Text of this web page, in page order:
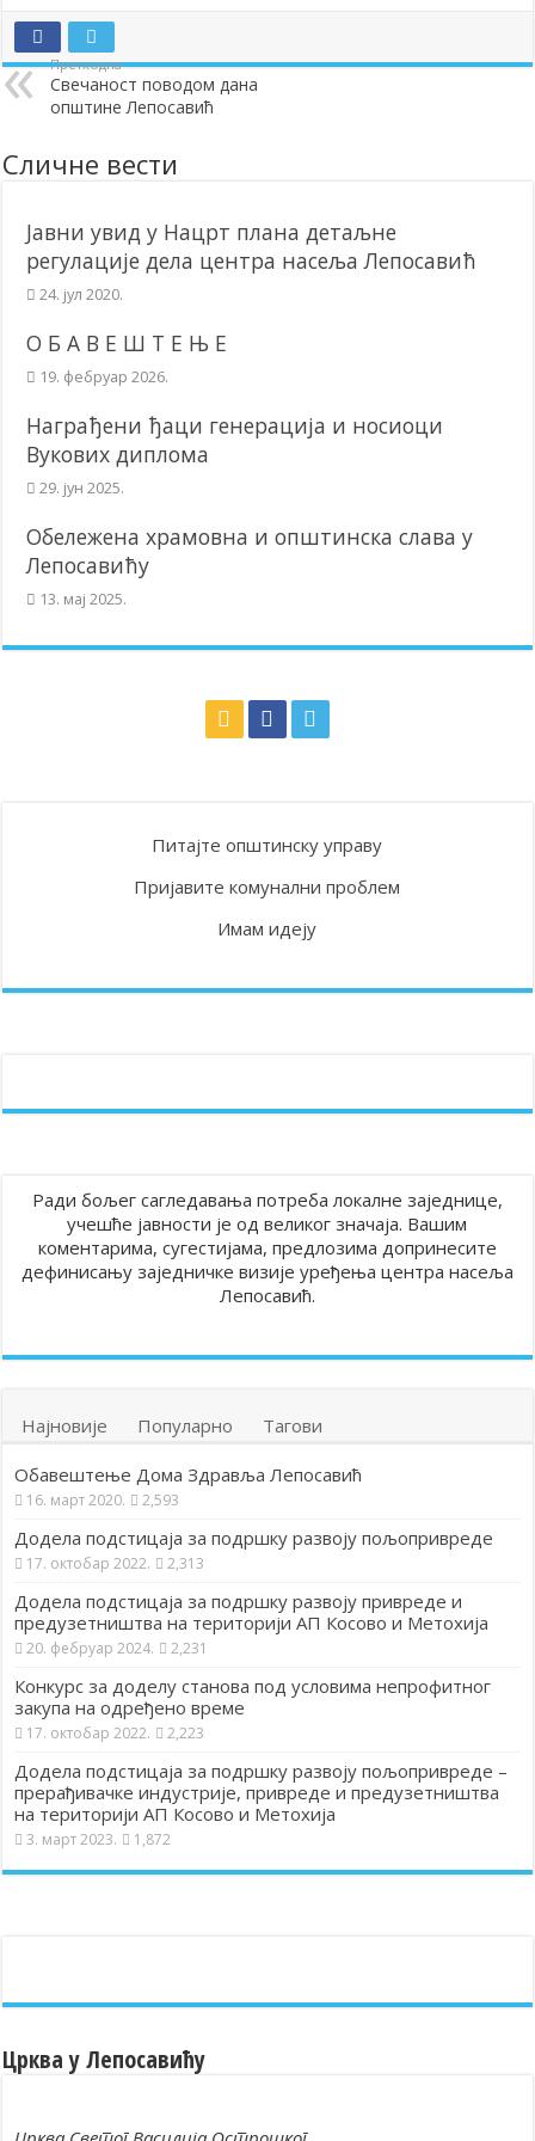
Додела подстицаја за подршку развоју привреде и
Полагањем венаца и свечаном академијом у Сочаници
Братске и пријатељске општине и грдови уручили поклон
ОБАВЕШТЕЊЕ – Бесплатан СкиПас 2024
Претходна
Свечаност поводом дана
општине Лепосавић
Сличне вести
Јавни увид у Нацрт плана детаљне
регулације дела центра насеља Лепосавић
24. јул 2020.
О Б А В Е Ш Т Е Њ Е
19. фебруар 2026.
Награђени ђаци генерација и носиоци
Вукових диплома
29. јун 2025.
Обележена храмовна и општинска слава у
Лепосавићу
13. мај 2025.
Питајте општинску управу
Пријавите комунални проблем
Имам идеју
Ради бољег сагледавања потреба локалне заједнице,
учешће јавности је од великог значаја. Вашим
коментарима, сугестијама, предлозима допринесите
дефинисању заједничке визије уређења центра насеља
Лепосавић.
Најновије Популарно Тагови
Обавештење Дома Здравља Лепосавић
16. март 2020. 2,593
Додела подстицаја за подршку развоју пољопривреде
17. октобар 2022. 2,313
Додела подстицаја за подршку развоју привреде и
предузетништва на територији АП Косово и Метохија
20. фебруар 2024. 2,231
Конкурс за доделу станова под условима непрофитног
закупа на одређено време
17. октобар 2022. 2,223
Додела подстицаја за подршку развоју пољопривреде –
прерађивачке индустрије, привреде и предузетништва
на територији АП Косово и Метохија
3. март 2023. 1,872
Црква у Лепосавићу